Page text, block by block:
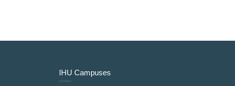
IHU Campuses